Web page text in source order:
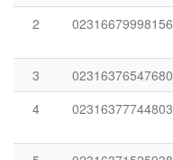
2 02316679998156
3 02316376547680
4
02316377744803